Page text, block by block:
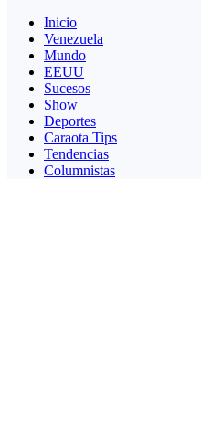
Inicio
Venezuela
Mundo
EEUU
Sucesos
Show
Deportes
Caraota Tips
Tendencias
Columnistas